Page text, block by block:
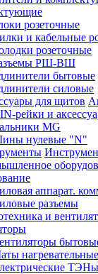
розеточные
и кабельные
розеточные
РШ-ВШ
бытовые
силовые
рейки и
MG
нулевые "N"
аппарат.
разъемы
ТЭНы